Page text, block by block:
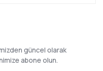
güncel olarak
abone olun.